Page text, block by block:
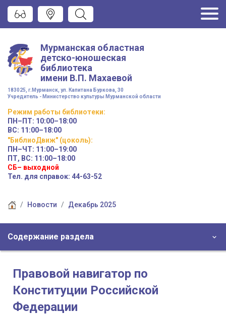
Мурманская областная
детско-юношеская
библиотека
имени В.П. Махаевой
183025, г.Мурманск, ул. Капитана Буркова, 30
Учредитель - Министерство культуры Мурманской области
Режим работы библиотеки:
ПН–ПТ: 10:00–18:00
ВС: 11:00–18:00
"БиблиоДвиж" (цоколь):
ПН–ЧТ: 11:00–19:00
ПТ, ВС: 11:00–18:00
СБ– выходной
Тел. для справок: 44-63-52
Новости Декабрь 2025
Содержание раздела
Правовой навигатор по
Конституции Российской
Федерации